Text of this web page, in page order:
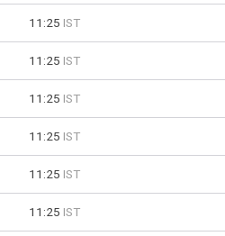
11:25 IST
11:25 IST
11:25 IST
11:25 IST
11:25 IST
11:25 IST